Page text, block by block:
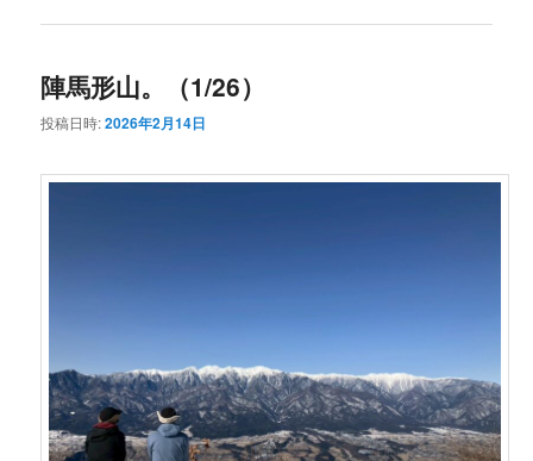
陣馬形山。（1/26）
投稿日時:2026年2月14日